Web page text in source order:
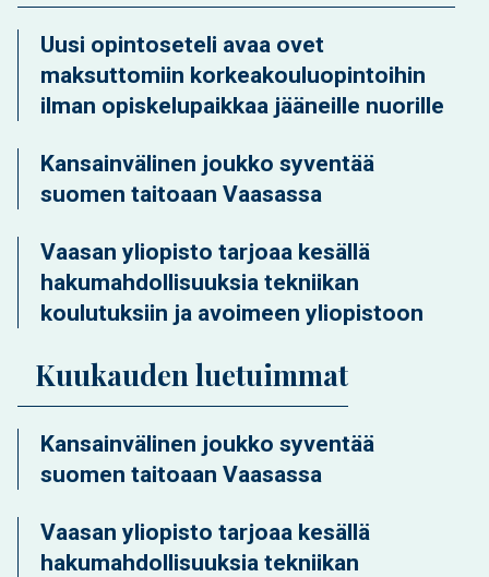
Uusi opintoseteli avaa ovet
maksuttomiin korkeakouluopintoihin
ilman opiskelupaikkaa jääneille nuorille
Kansainvälinen joukko syventää
suomen taitoaan Vaasassa
Vaasan yliopisto tarjoaa kesällä
hakumahdollisuuksia tekniikan
koulutuksiin ja avoimeen yliopistoon
Kuukauden luetuimmat
Kansainvälinen joukko syventää
suomen taitoaan Vaasassa
Vaasan yliopisto tarjoaa kesällä
hakumahdollisuuksia tekniikan